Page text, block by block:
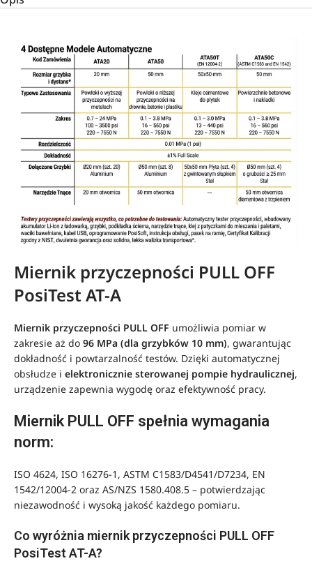
Miernik przyczepności PULL OFF
PosiTest AT-A
Miernik przyczepności PULL OFF umożliwia pomiar w
zakresie aż do 96 MPa (dla grzybków 10 mm), gwarantując
dokładność i powtarzalność testów. Dzięki automatycznej
obsłudze i elektronicznie sterowanej pompie hydraulicznej,
urządzenie zapewnia wygodę oraz efektywność pracy.
Miernik PULL OFF spełnia wymagania
norm:
ISO 4624, ISO 16276-1, ASTM C1583/D4541/D7234, EN
1542/12004-2 oraz AS/NZS 1580.408.5 – potwierdzając
niezawodność i wysoką jakość każdego pomiaru.
Co wyróżnia miernik przyczepności PULL OFF
PosiTest AT-A?